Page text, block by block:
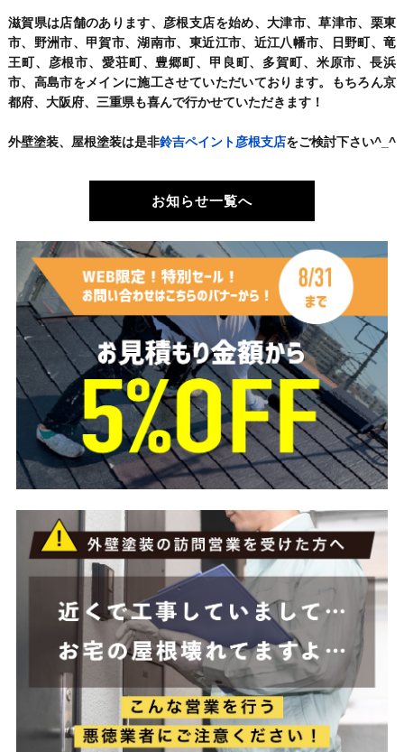
滋賀県は店舗のあります、彦根支店を始め、大津市、草津市、栗東
市、野洲市、甲賀市、湖南市、東近江市、近江八幡市、日野町、竜
王町、彦根市、愛荘町、豊郷町、甲良町、多賀町、米原市、長浜
市、高島市をメインに施工させていただいております。もちろん京
都府、大阪府、三重県も喜んで行かせていただきます！
外壁塗装、屋根塗装は是非鈴吉ペイント彦根支店をご検討下さい^_^
お知らせ一覧へ